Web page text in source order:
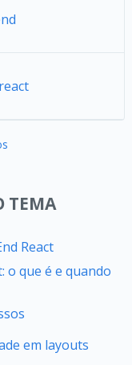
TEMA
React
o que é e quando
em layouts